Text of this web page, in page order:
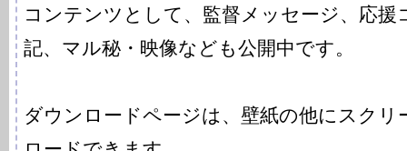
コンテンツとして、監督メッセージ、応援
記、マル秘・映像なども公開中です。
ダウンロードページは、壁紙の他にスクリ